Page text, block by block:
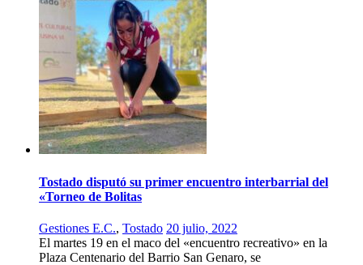
Tostado disputó su primer encuentro interbarrial del
«Torneo de Bolitas
Gestiones E.C., Tostado 20 julio, 2022
El martes 19 en el maco del «encuentro recreativo» en la
Plaza Centenario del Barrio San Genaro, se